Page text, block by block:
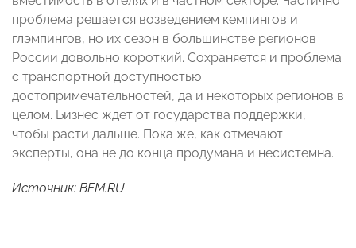
проблема решается возведением кемпингов и
глэмпингов, но их сезон в большинстве регионов
России довольно короткий. Сохраняется и проблема
с транспортной доступностью
достопримечательностей, да и некоторых регионов в
целом. Бизнес ждет от государства поддержки,
чтобы расти дальше. Пока же, как отмечают
эксперты, она не до конца продумана и несистемна.
Источник: BFM.RU